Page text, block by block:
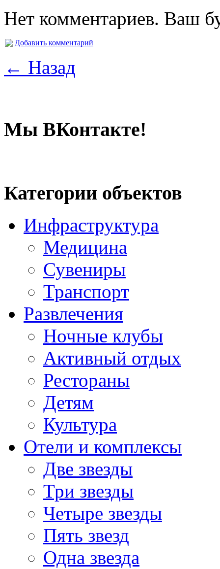
Нет комментариев. Ваш
Добавить комментарий
← Назад
Мы ВКонтакте!
Категории объектов
Инфраструктура
Медицина
Сувениры
Транспорт
Развлечения
Ночные клубы
Активный отдых
Рестораны
Детям
Культура
Отели и комплексы
Две звезды
Три звезды
Четыре звезды
Пять звезд
Одна звезда